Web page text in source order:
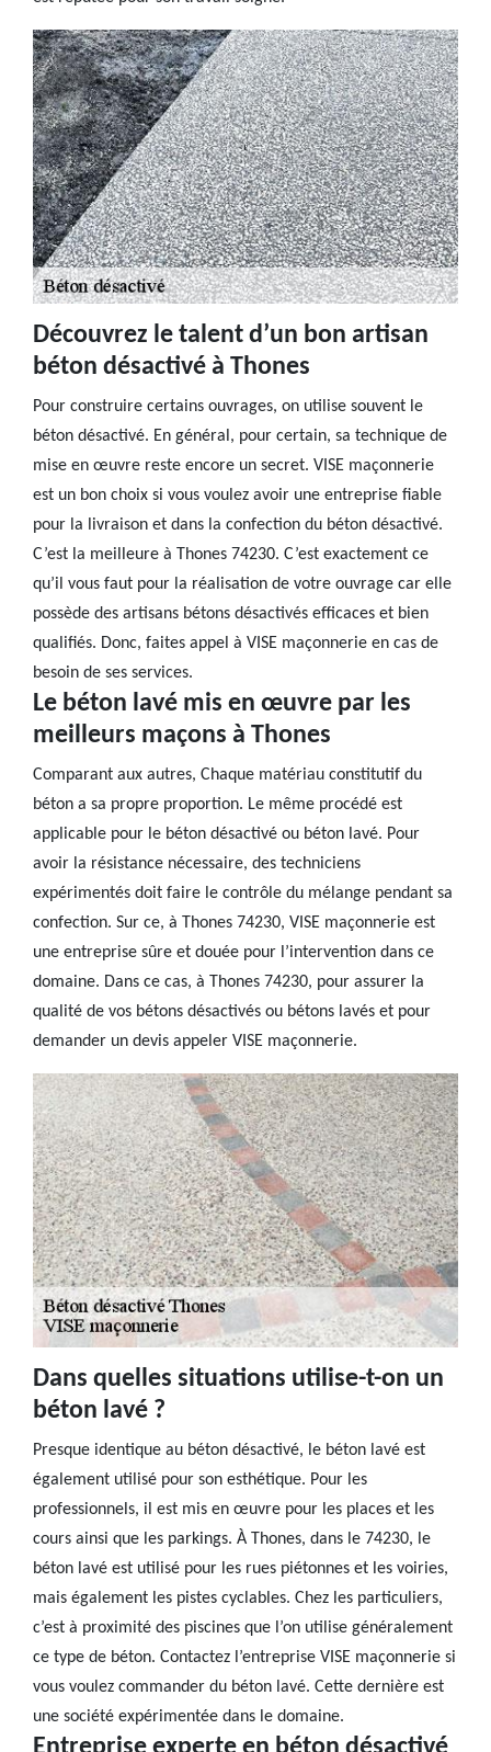
Découvrez le talent d’un bon artisan
béton désactivé à Thones
Pour construire certains ouvrages, on utilise souvent le
béton désactivé. En général, pour certain, sa technique de
mise en œuvre reste encore un secret. VISE maçonnerie
est un bon choix si vous voulez avoir une entreprise fiable
pour la livraison et dans la confection du béton désactivé.
C’est la meilleure à Thones 74230. C’est exactement ce
qu’il vous faut pour la réalisation de votre ouvrage car elle
possède des artisans bétons désactivés efficaces et bien
qualifiés. Donc, faites appel à VISE maçonnerie en cas de
besoin de ses services.
Le béton lavé mis en œuvre par les
meilleurs maçons à Thones
Comparant aux autres, Chaque matériau constitutif du
béton a sa propre proportion. Le même procédé est
applicable pour le béton désactivé ou béton lavé. Pour
avoir la résistance nécessaire, des techniciens
expérimentés doit faire le contrôle du mélange pendant sa
confection. Sur ce, à Thones 74230, VISE maçonnerie est
une entreprise sûre et douée pour l’intervention dans ce
domaine. Dans ce cas, à Thones 74230, pour assurer la
qualité de vos bétons désactivés ou bétons lavés et pour
demander un devis appeler VISE maçonnerie.
Dans quelles situations utilise-t-on un
béton lavé ?
Presque identique au béton désactivé, le béton lavé est
également utilisé pour son esthétique. Pour les
professionnels, il est mis en œuvre pour les places et les
cours ainsi que les parkings. À Thones, dans le 74230, le
béton lavé est utilisé pour les rues piétonnes et les voiries,
mais également les pistes cyclables. Chez les particuliers,
c’est à proximité des piscines que l’on utilise généralement
ce type de béton. Contactez l’entreprise VISE maçonnerie si
vous voulez commander du béton lavé. Cette dernière est
une société expérimentée dans le domaine.